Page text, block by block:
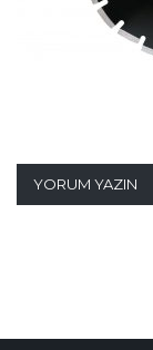
YORUM YAZIN